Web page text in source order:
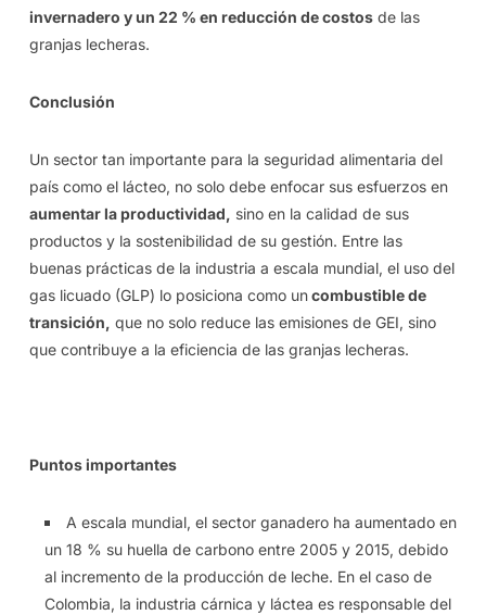
invernadero y un 22 % en reducción de costosde las
granjas lecheras.
Conclusión
Un sector tan importante para la seguridad alimentaria del
país como el lácteo, no solo debe enfocar sus esfuerzos en
aumentar la productividad, sino en la calidad de sus
productos y la sostenibilidad de su gestión. Entre las
buenas prácticas de la industria a escala mundial, el uso del
gas licuado (GLP) lo posiciona como uncombustible de
transición, que no solo reduce las emisiones de GEI, sino
que contribuye a la eficiencia de las granjas lecheras.
Puntos importantes
A escala mundial, el sector ganadero ha aumentado en
un 18 % su huella de carbono entre 2005 y 2015, debido
al incremento de la producción de leche. En el caso de
Colombia, la industria cárnica y láctea es responsable del